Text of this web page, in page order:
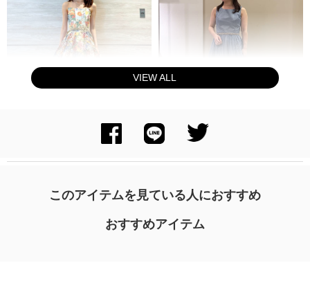
VIEW ALL
このアイテムを見ている人におすすめ
おすすめアイテム